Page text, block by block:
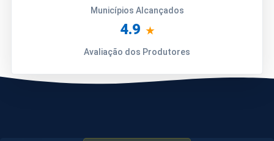
Municípios Alcançados
4.9 ★
Avaliação dos Produtores